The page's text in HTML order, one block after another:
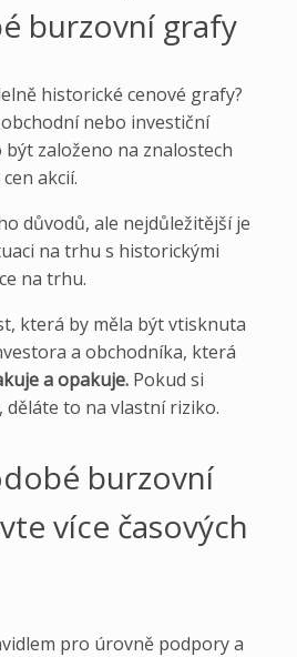
burzovní grafy
historické cenové grafy?
nebo investiční
založeno na znalostech
akcií.
důvodů, ale nejdůležitější je
na trhu s historickými
na trhu.
která by měla být vtisknuta
a obchodníka, která
a opakuje. Pokud si
děláte to na vlastní riziko.
burzovní
více časových
pro úrovně podpory a